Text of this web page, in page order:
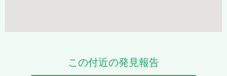
この付近の発見報告